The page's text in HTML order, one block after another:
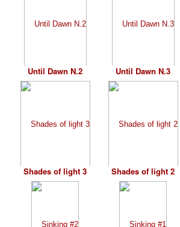
Until Dawn N.2 Until Dawn N.3
Shades of light 3 Shades of light 2